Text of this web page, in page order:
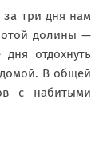
за три дня нам
долины —
отдохнуть
В общей
с набитыми